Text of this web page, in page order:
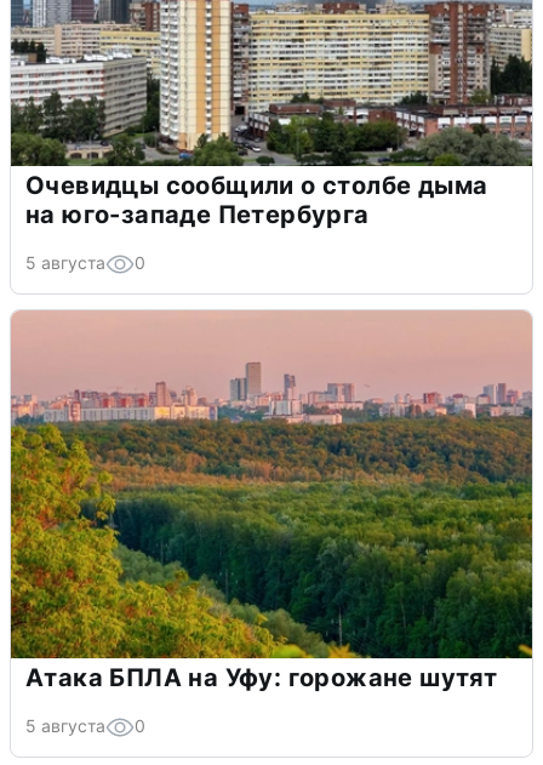
Очевидцы сообщили о столбе дыма
на юго-западе Петербурга
5 августа 0
Атака БПЛА на Уфу: горожане шутят
5 августа 0